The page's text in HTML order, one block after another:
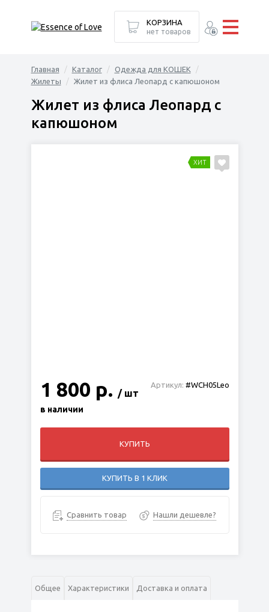
Главная Каталог
Одежда для КОШЕК
Жилеты
Жилет из флиса Леопард с капюшоном
Жилет из флиса Леопард с
капюшоном
ХИТ
Артикул: #WCH05Leo
1 800 р. / шт
в наличии
КУПИТЬ
КУПИТЬ В 1 КЛИК
Сравнить товар Нашли дешевле?
Общее Характеристики Доставка и оплата
КОРЗИНА
нет товаров